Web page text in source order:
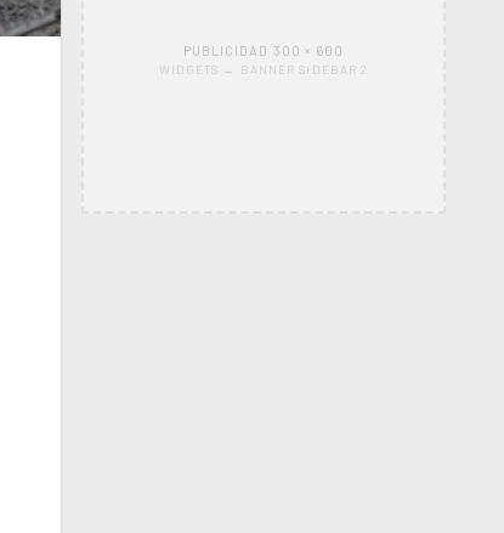
PUBLICIDAD 300 × 600
WIDGETS → BANNER SIDEBAR 2